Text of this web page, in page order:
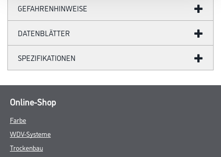
GEFAHRENHINWEISE
DATENBLÄTTER
SPEZIFIKATIONEN
Online-Shop
Farbe
WDV-Systeme
Trockenbau